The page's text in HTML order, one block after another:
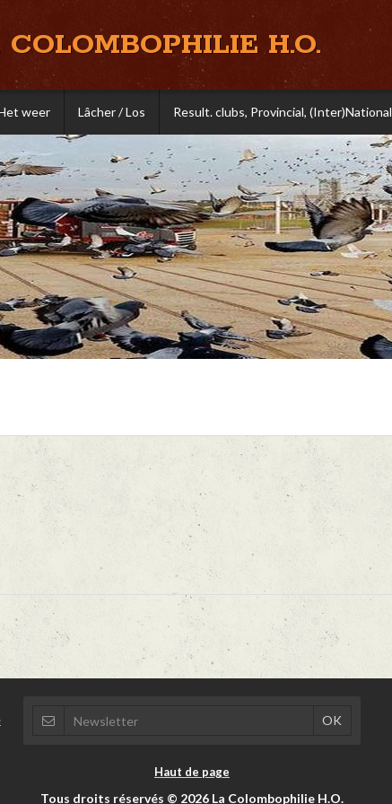
H.O.
weer Lâcher / Los Result. clubs, Provincial, (Inter)National
Haut de page
Tous droits réservés © 2026 La Colombophilie H.O.